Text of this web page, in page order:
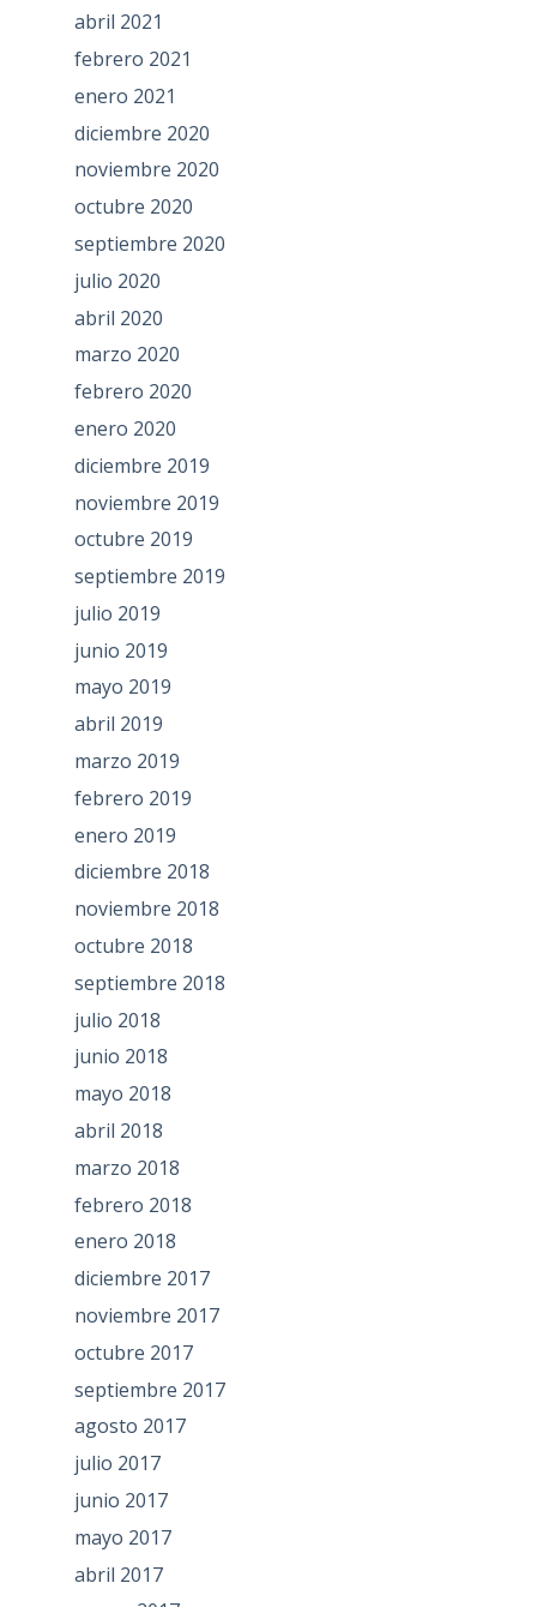
abril 2021
febrero 2021
enero 2021
diciembre 2020
noviembre 2020
octubre 2020
septiembre 2020
julio 2020
abril 2020
marzo 2020
febrero 2020
enero 2020
diciembre 2019
noviembre 2019
octubre 2019
septiembre 2019
julio 2019
junio 2019
mayo 2019
abril 2019
marzo 2019
febrero 2019
enero 2019
diciembre 2018
noviembre 2018
octubre 2018
septiembre 2018
julio 2018
junio 2018
mayo 2018
abril 2018
marzo 2018
febrero 2018
enero 2018
diciembre 2017
noviembre 2017
octubre 2017
septiembre 2017
agosto 2017
julio 2017
junio 2017
mayo 2017
abril 2017